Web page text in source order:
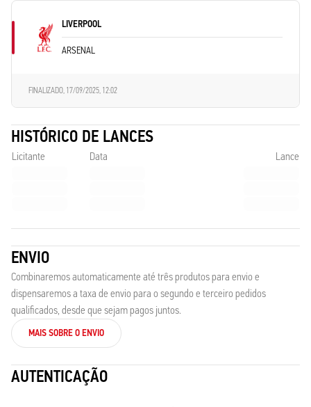
LIVERPOOL
ARSENAL
FINALIZADO, 17/09/2025, 12:02
HISTÓRICO DE LANCES
Licitante Data Lance
ENVIO
Combinaremos automaticamente até três produtos para envio e
dispensaremos a taxa de envio para o segundo e terceiro pedidos
qualificados, desde que sejam pagos juntos.
MAIS SOBRE O ENVIO
AUTENTICAÇÃO